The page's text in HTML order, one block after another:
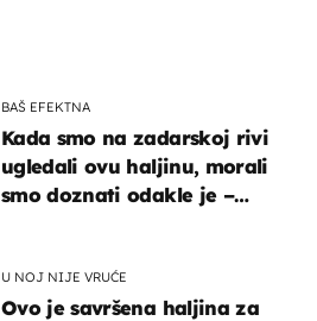
BAŠ EFEKTNA
Kada smo na zadarskoj rivi
ugledali ovu haljinu, morali
smo doznati odakle je –
U NOJ NIJE VRUĆE
Ovo je savršena haljina za